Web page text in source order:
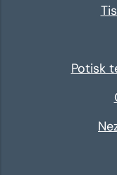
Potisk